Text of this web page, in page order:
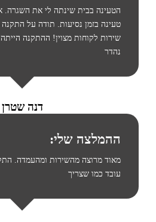
הטעינה בבית שינתה לי את השגרה.
טעינה בזמן נסיעות. תודה על התקנה
שירות לקוחות מצוין! ההתקנה
נהדר
דנה שטרן
ההמלצה שלי:
מאוד מרוצה מהשירות ומהעמדה.
עובד כמו שצריך